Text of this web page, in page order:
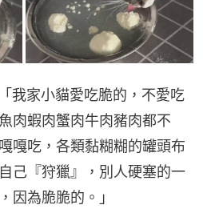
我家小貓愛吃脆的，不愛吃
肉蝦肉蟹肉牛肉豬肉都不
嘎吃，各類黏糊糊的罐頭布
己『狩獵』，別人硬塞的一
因為脆脆的。」